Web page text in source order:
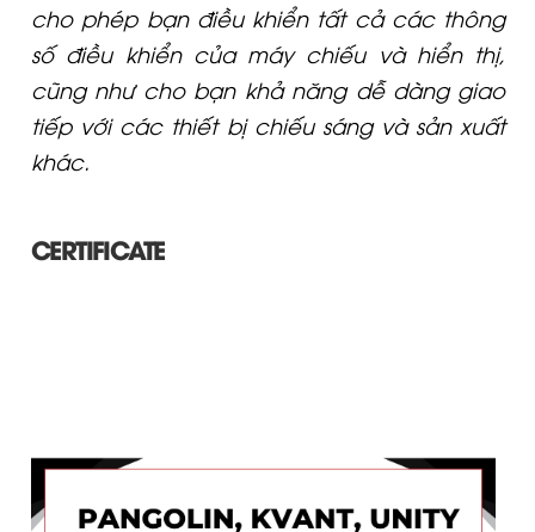
cho phép bạn điều khiển tất cả các thông
số điều khiển của máy chiếu và hiển thị,
cũng như cho bạn khả năng dễ dàng giao
tiếp với các thiết bị chiếu sáng và sản xuất
khác.
CERTIFICATE